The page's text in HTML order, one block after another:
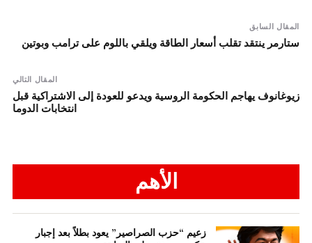
المقال السابق
ستارمر ينتقد تقلب أسعار الطاقة ويلقي باللوم على ترامب وبوتين
المقال التالي
زيوغانوف يهاجم الحكومة الروسية ويدعو للعودة إلى الاشتراكية قبل
انتخابات الدوما
الأهم
زعيم “حزب الصراصير” يعود بطلاً بعد إجبار